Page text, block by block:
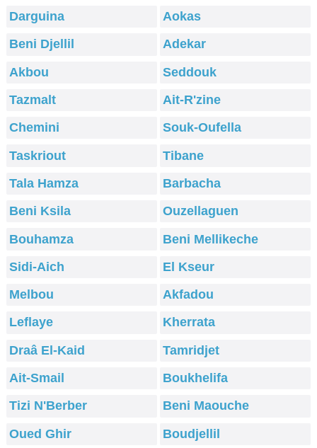
Darguina
Aokas
Beni Djellil
Adekar
Akbou
Seddouk
Tazmalt
Ait-R'zine
Chemini
Souk-Oufella
Taskriout
Tibane
Tala Hamza
Barbacha
Beni Ksila
Ouzellaguen
Bouhamza
Beni Mellikeche
Sidi-Aich
El Kseur
Melbou
Akfadou
Leflaye
Kherrata
Draâ El-Kaid
Tamridjet
Ait-Smail
Boukhelifa
Tizi N'Berber
Beni Maouche
Oued Ghir
Boudjellil